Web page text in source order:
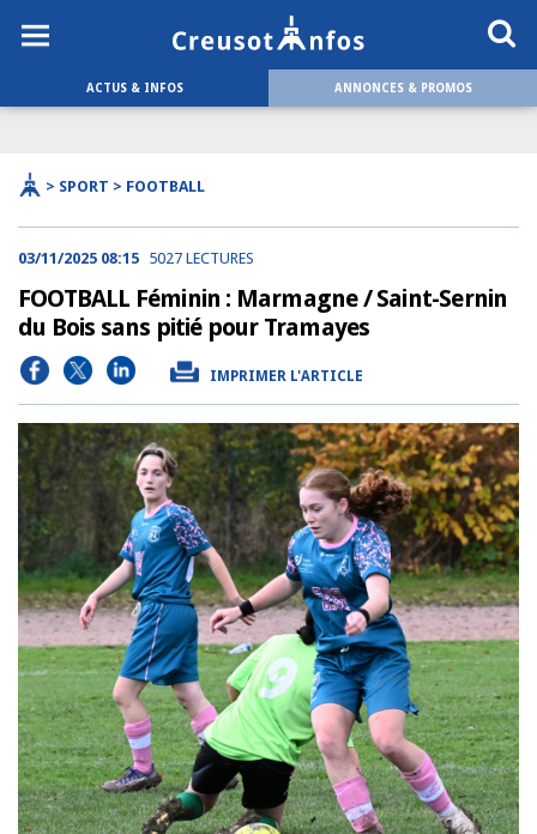
ACTUS & INFOS ANNONCES & PROMOS
> SPORT > FOOTBALL
03/11/2025 08:15 5027 LECTURES
FOOTBALL Féminin : Marmagne / Saint-Sernin
du Bois sans pitié pour Tramayes
IMPRIMER L'ARTICLE